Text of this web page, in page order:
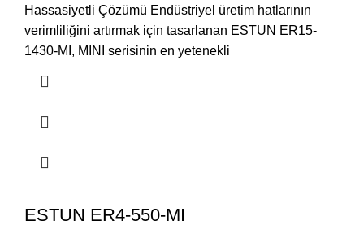
Hassasiyetli Çözümü Endüstriyel üretim hatlarının
verimliliğini artırmak için tasarlanan ESTUN ER15-
1430-MI, MINI serisinin en yetenekli
ESTUN ER4-550-MI